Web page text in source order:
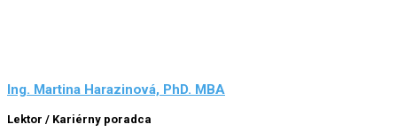
Ing. Martina Harazinová, PhD. MBA
Lektor / Kariérny poradca